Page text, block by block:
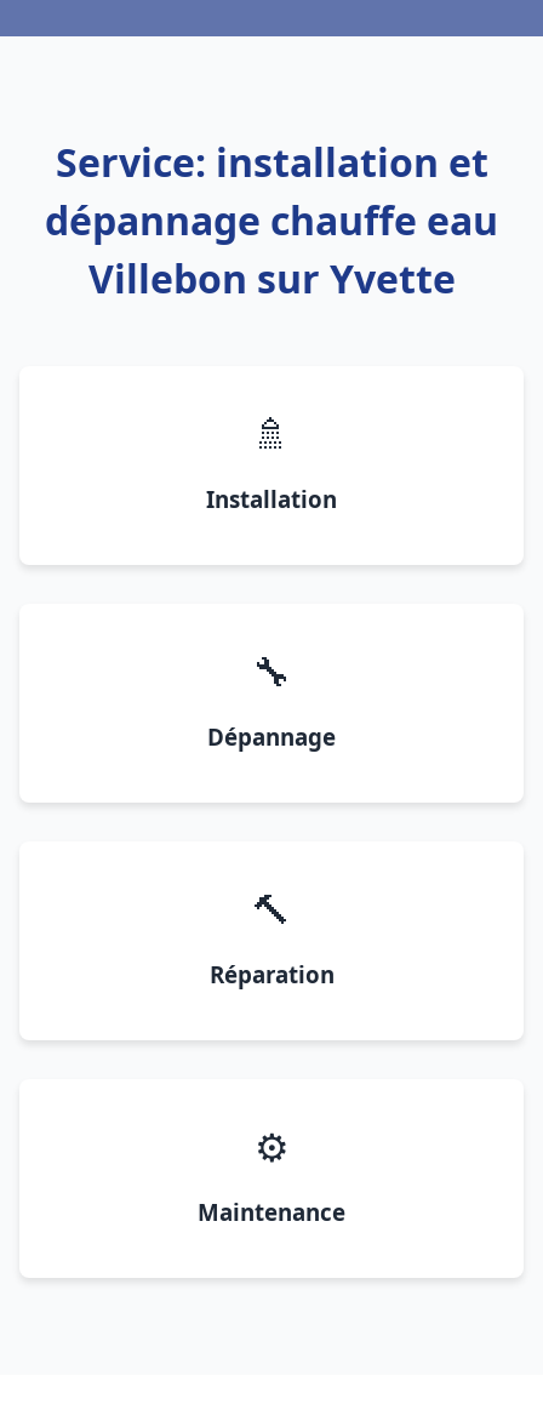
Service: installation et
dépannage chauffe eau
Villebon sur Yvette
🚿
Installation
🔧
Dépannage
🔨
Réparation
⚙️
Maintenance